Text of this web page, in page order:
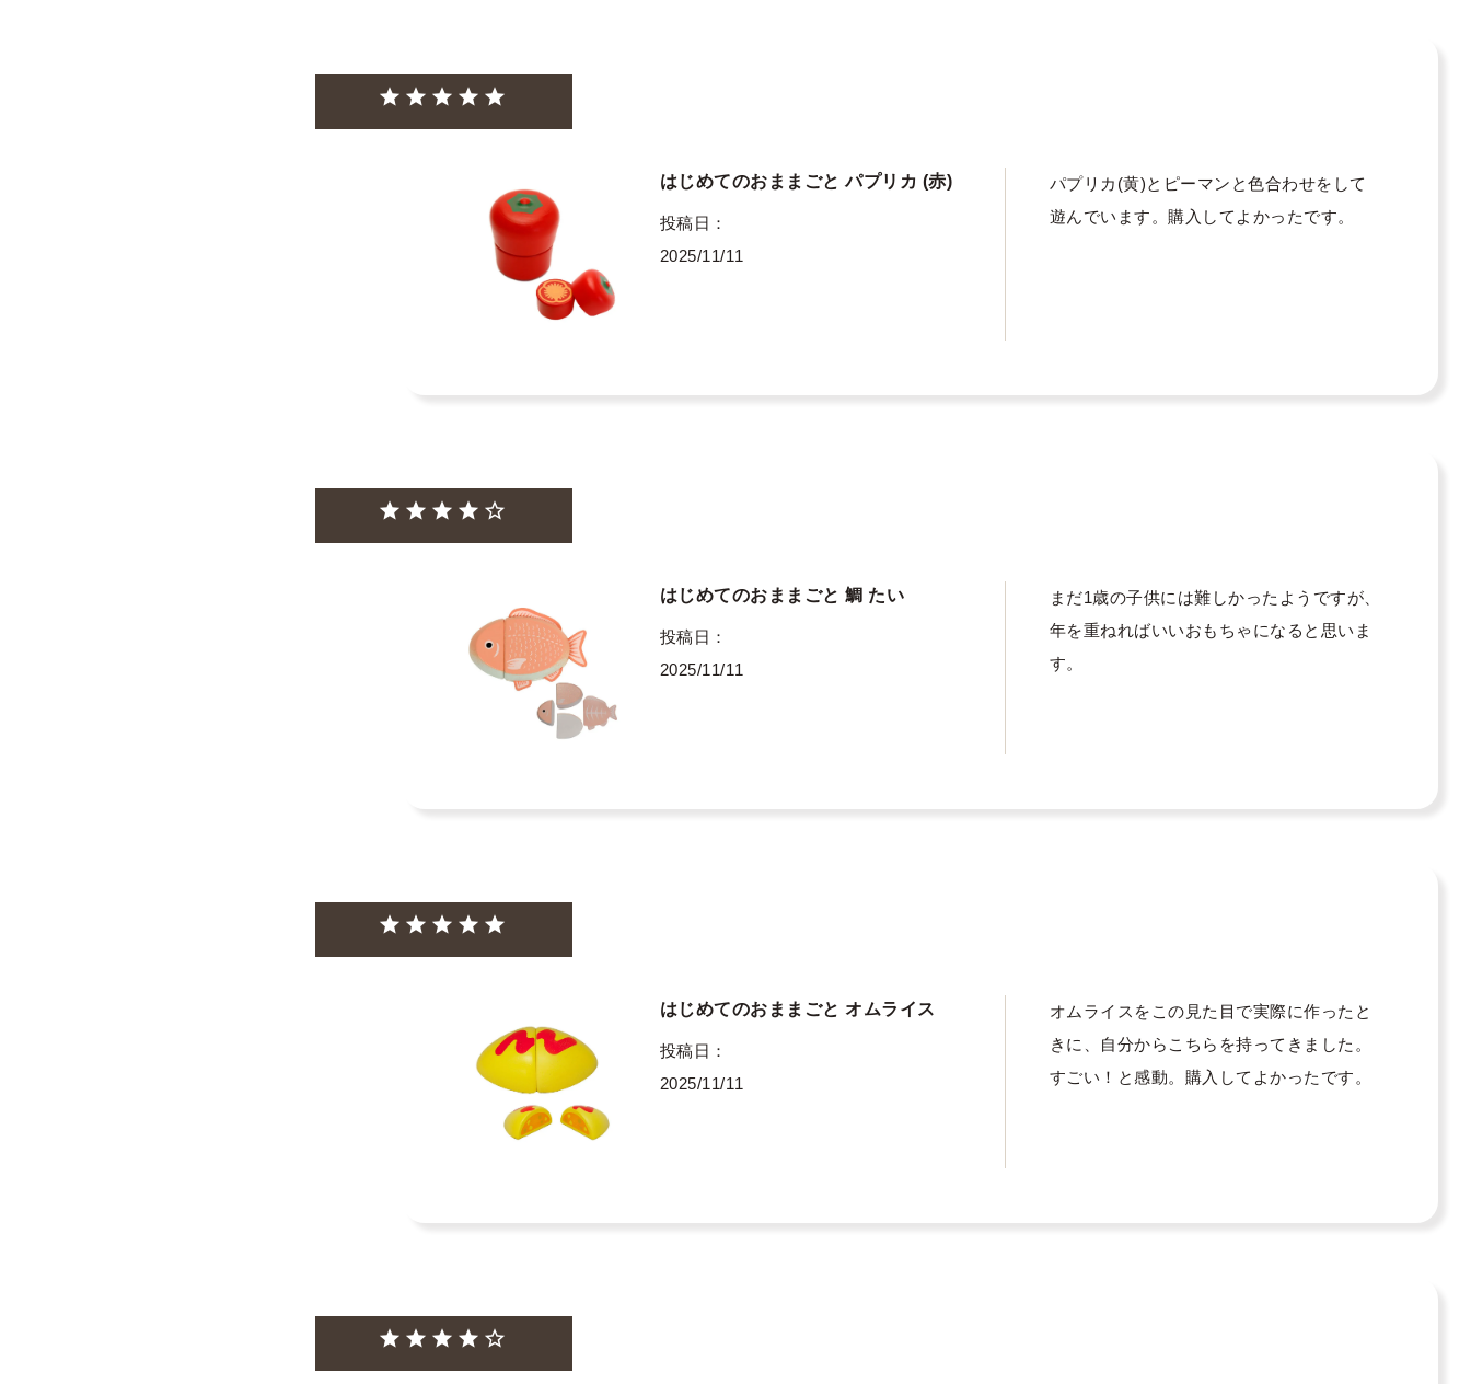
はじめてのおままごと パプリカ (赤)
投稿日
2025/11/11
パプリカ(黄)とピーマンと色合わせをして
遊んでいます。購入してよかったです。
はじめてのおままごと 鯛 たい
投稿日
2025/11/11
まだ1歳の子供には難しかったようですが、
年を重ねればいいおもちゃになると思いま
す。
はじめてのおままごと オムライス
投稿日
2025/11/11
オムライスをこの見た目で実際に作ったと
きに、自分からこちらを持ってきました。
すごい！と感動。購入してよかったです。